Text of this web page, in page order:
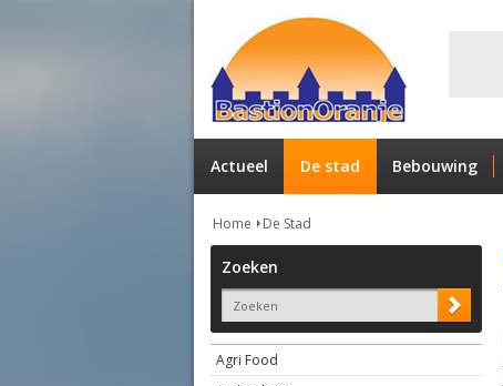
Actueel De stad Bebouwing
Home De Stad
Zoeken
Agri Food